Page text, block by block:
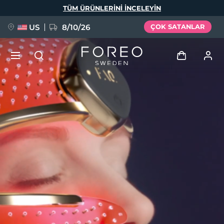
TÜM ÜRÜNLERINI INCELEYIN
US 8/10/26 ÇOK SATANLAR
Aboneliklerim
YENİ
FAQ™ Pure Beauty-Tech Elixir
BREAKING NEWS
issa™ Teeth Whitening Set
Dil Seçimi
English Deutsch
Türkçe
繁體中文